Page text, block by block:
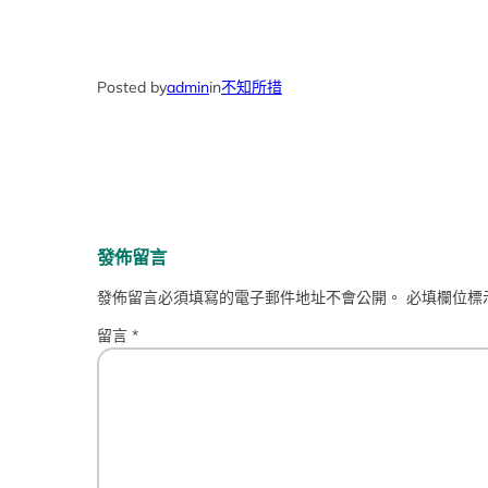
Posted byadminin不知所措
發佈留言
發佈留言必須填寫的電子郵件地址不會公開。 必填欄位
留言 *